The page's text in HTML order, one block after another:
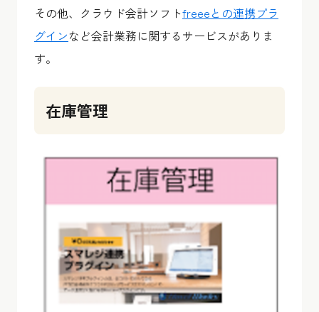
その他、クラウド会計ソフトfreeeとの連携プラ
グインなど会計業務に関するサービスがありま
す。
在庫管理